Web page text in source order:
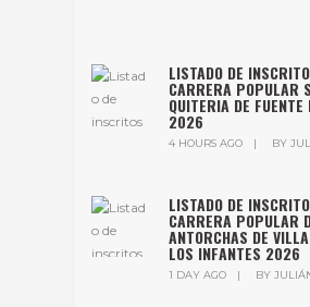
LISTADO DE
CARRERA POPULAR
QUITERIA DE FUENTE
2026
4 HOURS AGO BY
LISTADO DE
CARRERA POPULAR
ANTORCHAS DE
LOS INFANTES 2026
1 DAY AGO BY